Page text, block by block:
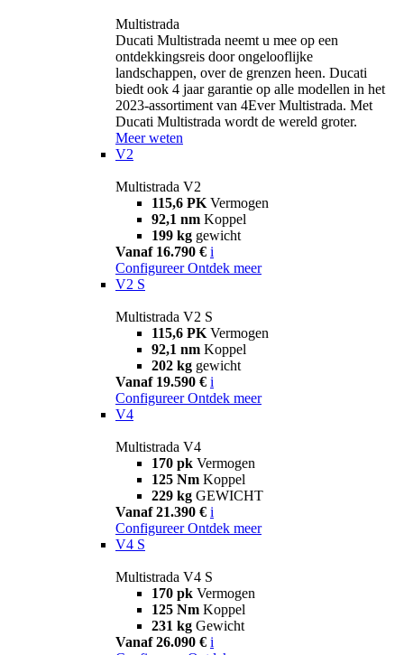
Multistrada
Ducati Multistrada neemt u mee op een
ontdekkingsreis door ongelooflijke
landschappen, over de grenzen heen. Ducati
biedt ook 4 jaar garantie op alle modellen in het
2023-assortiment van 4Ever Multistrada. Met
Ducati Multistrada wordt de wereld groter.
Meer weten
V2
Multistrada V2
115,6 PK Vermogen
92,1 nm Koppel
199 kg gewicht
Vanaf 16.790 € i
Configureer Ontdek meer
V2 S
Multistrada V2 S
115,6 PK Vermogen
92,1 nm Koppel
202 kg gewicht
Vanaf 19.590 € i
Configureer Ontdek meer
V4
Multistrada V4
170 pk Vermogen
125 Nm Koppel
229 kg GEWICHT
Vanaf 21.390 € i
Configureer Ontdek meer
V4 S
Multistrada V4 S
170 pk Vermogen
125 Nm Koppel
231 kg Gewicht
Vanaf 26.090 € i